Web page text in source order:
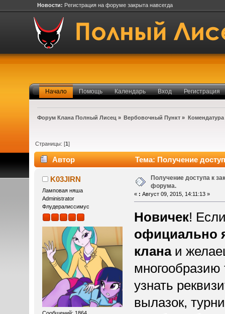
Новости: Регистрация на форуме закрыта навсегда
Начало Помощь Календарь Вход Регистрация
Форум Клана Полный Лисец » Вербовочный Пункт » Комендатура
Страницы: [1]
Автор Тема: Получение
K03JIRN
Ламповая няша
Administrator
Флудералиссимус
Сообщений: 1864
Получение доступа к
форума.
« : Август 09, 2015, 14:11:13 »
Новичек!
официально
кланаи
узнать
вылазок,